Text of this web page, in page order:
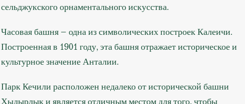
сельджукского орнаментального искусства.
Часовая башня – одна из символических построек Калеичи.
Построенная в 1901 году, эта башня отражает историческое и
культурное значение Анталии.
Парк Кечили расположен недалеко от исторической башни
Хыдырлык и является отличным местом для того, чтобы